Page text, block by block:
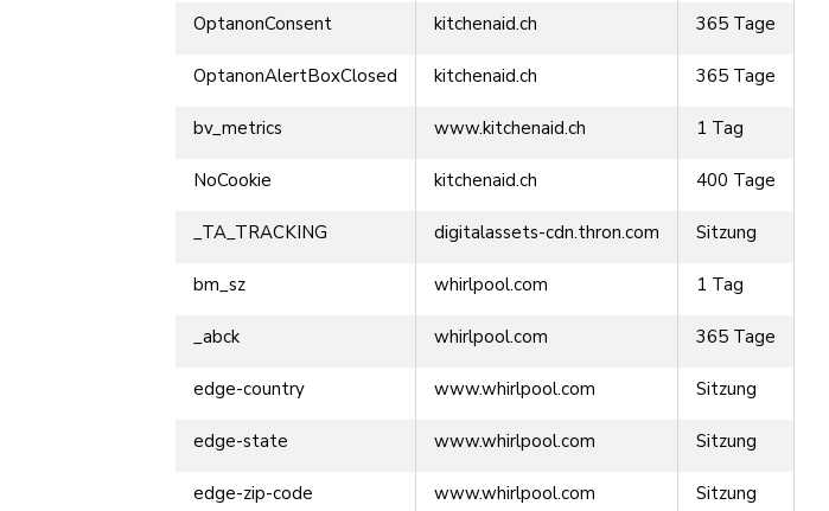
OptanonConsent kitchenaid.ch 365 Tage
OptanonAlertBoxClosed kitchenaid.ch 365 Tage
bv_metrics www.kitchenaid.ch 1 Tag
NoCookie kitchenaid.ch 400 Tage
_TA_TRACKING digitalassets-cdn.thron.com Sitzung
bm_sz whirlpool.com 1 Tag
_abck whirlpool.com 365 Tage
edge-country www.whirlpool.com Sitzung
edge-state www.whirlpool.com Sitzung
edge-zip-code www.whirlpool.com Sitzung